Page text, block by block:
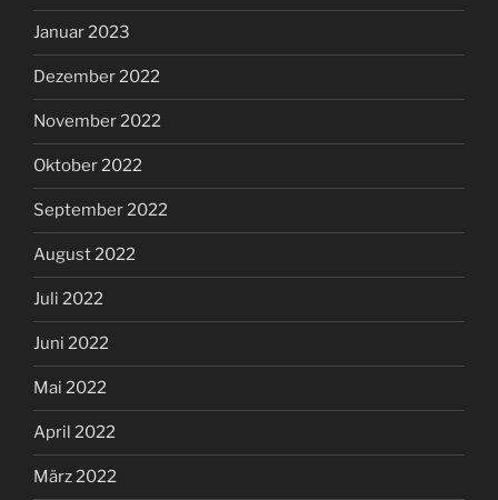
Januar 2023
Dezember 2022
November 2022
Oktober 2022
September 2022
August 2022
Juli 2022
Juni 2022
Mai 2022
April 2022
März 2022